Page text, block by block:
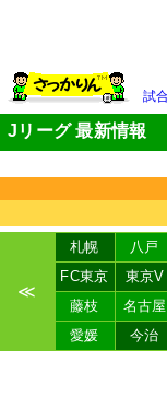
試
Jリーグ 最新情報
≪
札幌 八戸
FC東京
東京V
藤枝
名古屋
愛媛
今治